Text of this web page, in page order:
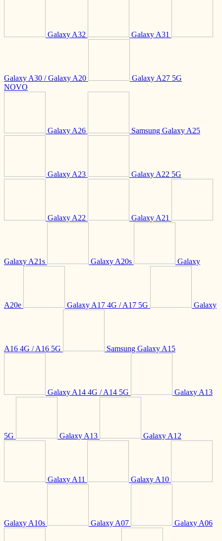
Galaxy A32 Galaxy A31
Galaxy A30 / Galaxy A20
Galaxy A27 5G
NOVO
Galaxy A26 Samsung Galaxy A25
Galaxy A23 Galaxy A22 5G
Galaxy A22 Galaxy A21
Galaxy A21s Galaxy A20s Galaxy
A20e Galaxy A17 4G / A17 5G Galaxy
A16 4G / A16 5G Samsung Galaxy A15
Galaxy A14 4G / A14 5G Galaxy A13
5G Galaxy A13 Galaxy A12
Galaxy A11 Galaxy A10
Galaxy A10s Galaxy A07 Galaxy A06